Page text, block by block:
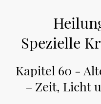
Spezielle
Kapitel 60 -
– Zeit, Licht